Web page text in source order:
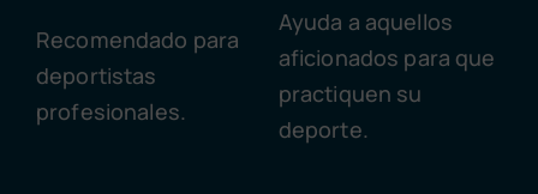
Recomendado para
deportistas
profesionales.
Ayuda a aquellos
aficionados para que
practiquen su
deporte.